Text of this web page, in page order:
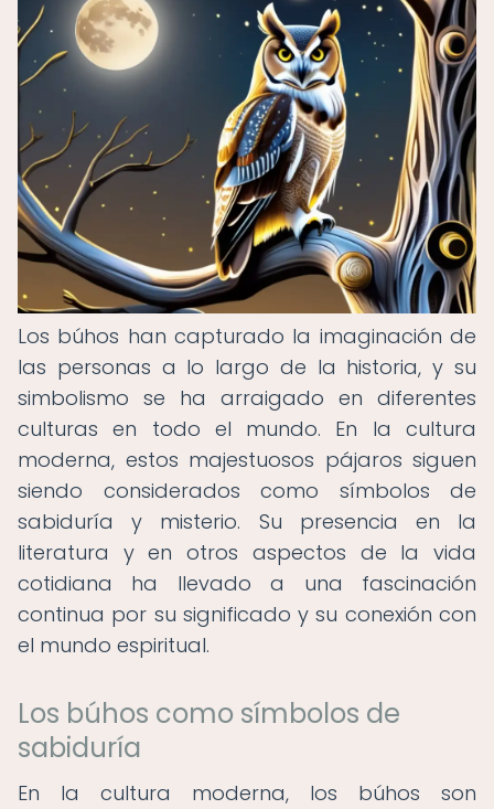
Los búhos han capturado la imaginación de
las personas a lo largo de la historia, y su
simbolismo se ha arraigado en diferentes
culturas en todo el mundo. En la cultura
moderna, estos majestuosos pájaros siguen
siendo considerados como símbolos de
sabiduría y misterio. Su presencia en la
literatura y en otros aspectos de la vida
cotidiana ha llevado a una fascinación
continua por su significado y su conexión con
el mundo espiritual.
Los búhos como símbolos de
sabiduría
En la cultura moderna, los búhos son